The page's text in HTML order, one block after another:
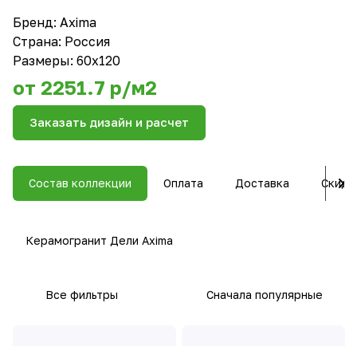
Бренд: Axima
Страна: Россия
Размеры: 60x120
от 2251.7 р/м2
Заказать дизайн и расчет
Состав коллекции Оплата Доставка
Керамогранит Дели Axima
Все фильтры Сначала популярные